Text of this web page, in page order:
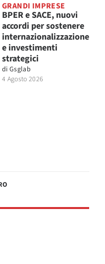
GRANDI IMPRESE
BPER e SACE, nuovi
accordi per sostenere
internazionalizzazione
e investimenti
strategici
di Gsglab
4 Agosto 2026